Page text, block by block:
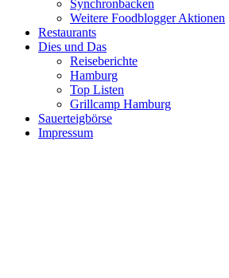
Synchronbacken
Weitere Foodblogger Aktionen
Restaurants
Dies und Das
Reiseberichte
Hamburg
Top Listen
Grillcamp Hamburg
Sauerteigbörse
Impressum